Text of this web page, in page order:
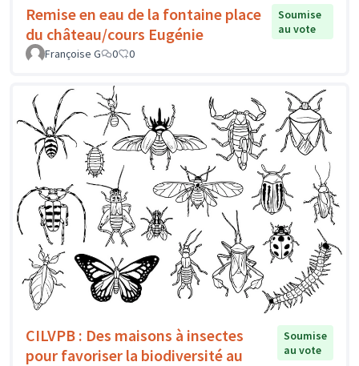
Remise en eau de la fontaine place
du château/cours Eugénie
Soumise
au vote
Françoise G
0 0
CILVPB : Des maisons à insectes
pour favoriser la biodiversité au
Soumise
au vote